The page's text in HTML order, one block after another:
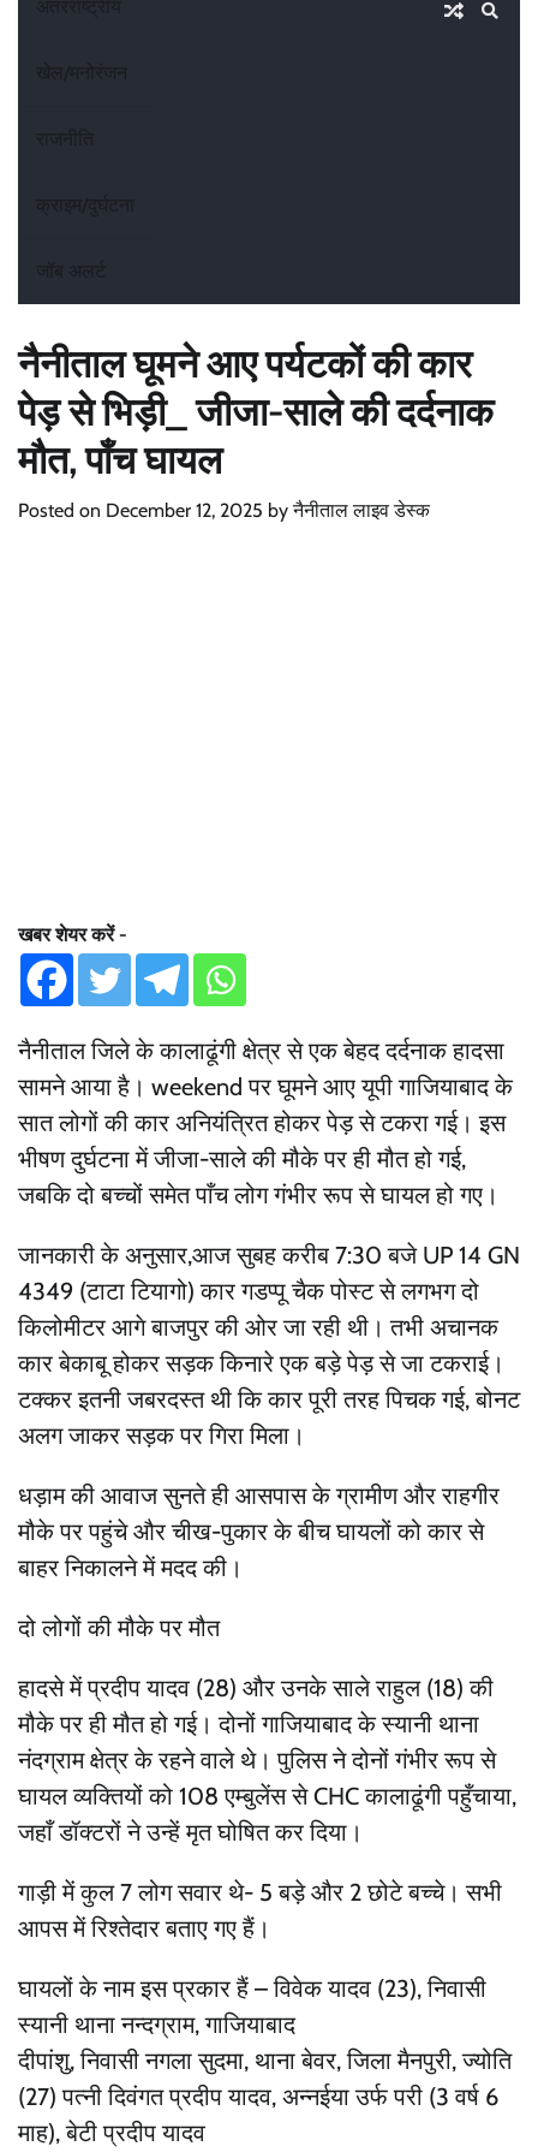
अंतरराष्ट्रीय
खेल/मनोरंजन
राजनीति
क्राइम/दुर्घटना
जॉब अलर्ट
नैनीताल घूमने आए पर्यटकों की कार
पेड़ से भिड़ी_ जीजा-साले की दर्दनाक
मौत, पाँच घायल
Posted on December 12, 2025 byनैनीताल लाइव डेस्क
खबर शेयर करें -
नैनीताल जिले के कालाढूंगी क्षेत्र से एक बेहद दर्दनाक हादसा
सामने आया है। weekend पर घूमने आए यूपी गाजियाबाद के
सात लोगों की कार अनियंत्रित होकर पेड़ से टकरा गई। इस
भीषण दुर्घटना में जीजा-साले की मौके पर ही मौत हो गई,
जबकि दो बच्चों समेत पाँच लोग गंभीर रूप से घायल हो गए।
जानकारी के अनुसार,आज सुबह करीब 7:30 बजे UP 14 GN
4349 (टाटा टियागो) कार गडप्पू चैक पोस्ट से लगभग दो
किलोमीटर आगे बाजपुर की ओर जा रही थी। तभी अचानक
कार बेकाबू होकर सड़क किनारे एक बड़े पेड़ से जा टकराई।
टक्कर इतनी जबरदस्त थी कि कार पूरी तरह पिचक गई, बोनट
अलग जाकर सड़क पर गिरा मिला।
धड़ाम की आवाज सुनते ही आसपास के ग्रामीण और राहगीर
मौके पर पहुंचे और चीख-पुकार के बीच घायलों को कार से
बाहर निकालने में मदद की।
दो लोगों की मौके पर मौत
हादसे में प्रदीप यादव (28) और उनके साले राहुल (18) की
मौके पर ही मौत हो गई। दोनों गाजियाबाद के स्यानी थाना
नंदग्राम क्षेत्र के रहने वाले थे। पुलिस ने दोनों गंभीर रूप से
घायल व्यक्तियों को 108 एम्बुलेंस से CHC कालाढूंगी पहुँचाया,
जहाँ डॉक्टरों ने उन्हें मृत घोषित कर दिया।
गाड़ी में कुल 7 लोग सवार थे- 5 बड़े और 2 छोटे बच्चे। सभी
आपस में रिश्तेदार बताए गए हैं।
घायलों के नाम इस प्रकार हैं – विवेक यादव (23), निवासी
स्यानी थाना नन्दग्राम, गाजियाबाद
दीपांशु, निवासी नगला सुदमा, थाना बेवर, जिला मैनपुरी, ज्योति
(27) पत्नी दिवंगत प्रदीप यादव, अन्नईया उर्फ परी (3 वर्ष 6
माह), बेटी प्रदीप यादव